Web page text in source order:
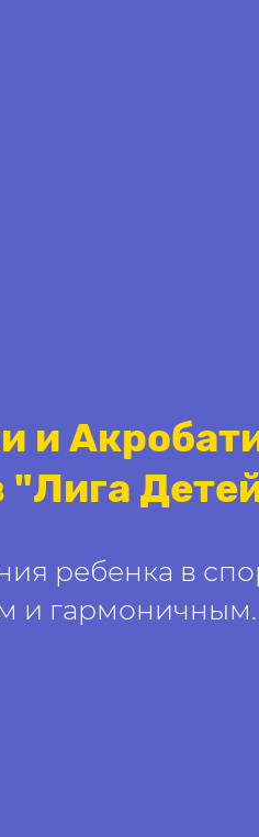
и
"Лига
ребенка в
и гармоничным.